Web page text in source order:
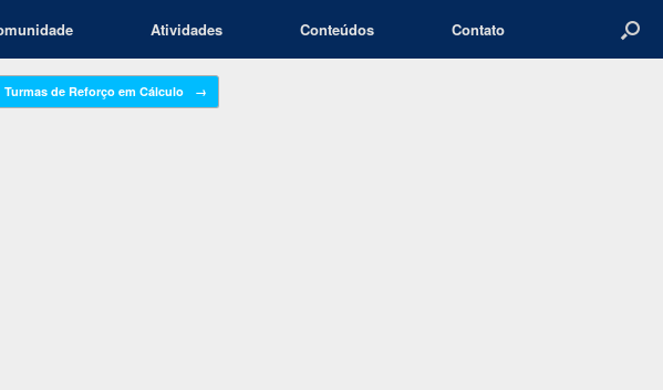
Atividades Conteúdos Contato
Turmas de Reforço em Cálculo →